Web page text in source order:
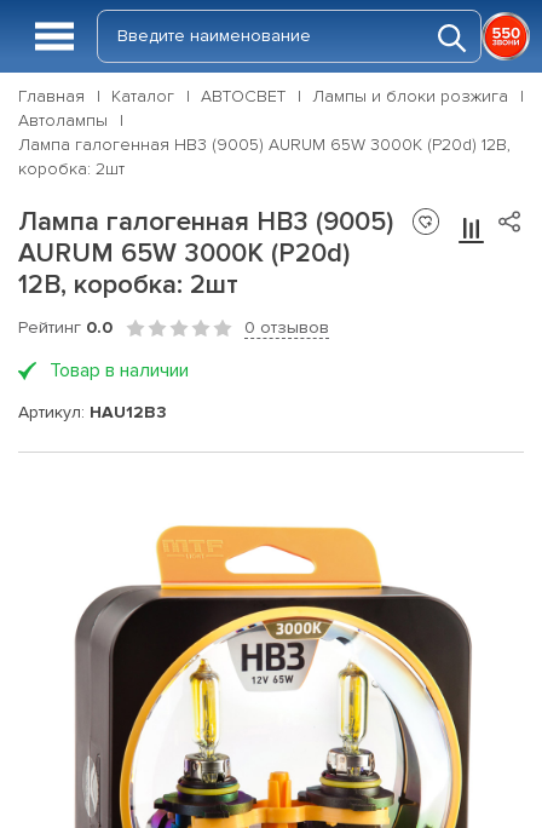
Главная Каталог АВТОСВЕТ
Лампы и блоки розжига
Автолампы
Лампа галогенная HB3 (9005) AURUM 65W 3000K (P20d) 12В,
коробка: 2шт
Лампа галогенная HB3 (9005)
AURUM 65W 3000K (P20d)
12В, коробка: 2шт
Рейтинг 0.0 0 отзывов
Товар в наличии
Артикул: HAU12B3